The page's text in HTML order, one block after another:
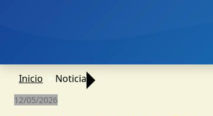
Inicio Noticia
12/05/2026